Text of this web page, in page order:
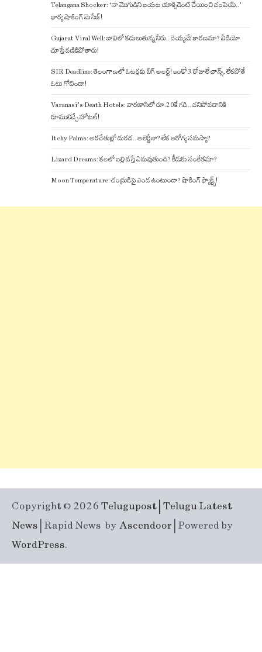
Telangana Shocker: ‘నా మొగుడిని బయట యాక్సిడెంట్ చేయించి చంపెయ్..’
భార్య షాకింగ్ మెసేజ్!
Gujarat Viral Well: బావిలో కదులుతున్న నీరు.. దెయ్యమే కారణమా? వీడియో
చూస్తే వణికిపోతారు!
SIR Deadline: తెలంగాణలో ఓటర్లకు బిగ్ అలర్ట్! ఇంకో 3 రోజులే ఛాన్స్, లేకపోతే
ఓటు గోవిందా!
Varanasi’s Death Hotels: వారణాసిలో రూ.20కే గది.. చనిపోవడానికి
రూములిచ్చే హోటల్!
Itchy Palms: అరచేతుల్లో దురద.. అలెర్జీనా? లేక ఆరోగ్య సమస్యా?
Lizard Dreams: కలలో బల్లి వస్తే ఏమవుతుంది? కీడుకు సంకేతమా?
Moon Temperature: చంద్రుడిపై ఎండ ఉంటుందా? షాకింగ్ ఫ్యాక్ట్స్!
Copyright © 2026 Telugupost | Telugu Latest
News | Rapid News byAscendoor | Powered by
WordPress.